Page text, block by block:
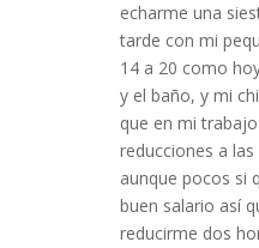
echarme una
tarde con mi
14 a 20 como
y el baño, y mi
que en mi
reducciones a
aunque pocos si
buen salario así
reducirme dos